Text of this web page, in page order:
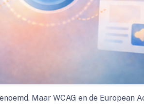
Maar WCAG en de European